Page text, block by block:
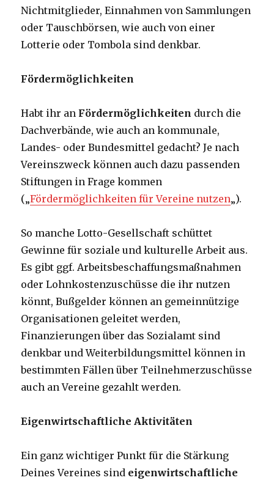
Nichtmitglieder, Einnahmen von Sammlungen
oder Tauschbörsen, wie auch von einer
Lotterie oder Tombola sind denkbar.
Fördermöglichkeiten
Habt ihr an Fördermöglichkeiten durch die
Dachverbände, wie auch an kommunale,
Landes- oder Bundesmittel gedacht? Je nach
Vereinszweck können auch dazu passenden
Stiftungen in Frage kommen
(„Fördermöglichkeiten für Vereine nutzen„).
So manche Lotto-Gesellschaft schüttet
Gewinne für soziale und kulturelle Arbeit aus.
Es gibt ggf. Arbeitsbeschaffungsmaßnahmen
oder Lohnkostenzuschüsse die ihr nutzen
könnt, Bußgelder können an gemeinnützige
Organisationen geleitet werden,
Finanzierungen über das Sozialamt sind
denkbar und Weiterbildungsmittel können in
bestimmten Fällen über Teilnehmerzuschüsse
auch an Vereine gezahlt werden.
Eigenwirtschaftliche Aktivitäten
Ein ganz wichtiger Punkt für die Stärkung
Deines Vereines sind eigenwirtschaftliche